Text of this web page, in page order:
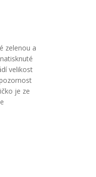
zelenou a
velikost
je ze